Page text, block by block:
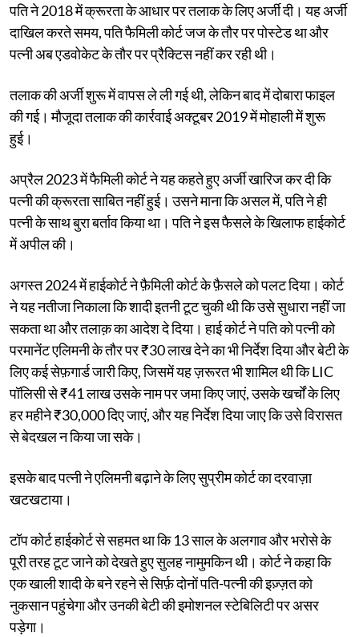
पति ने 2018 में क्रूरता के आधार पर तलाक के लिए अर्जी दी। यह अर्जी
दाखिल करते समय, पति फैमिली कोर्ट जज के तौर पर पोस्टेड था और
पत्नी अब एडवोकेट के तौर पर प्रैक्टिस नहीं कर रही थी।
तलाक की अर्जी शुरू में वापस ले ली गई थी, लेकिन बाद में दोबारा फाइल
की गई। मौजूदा तलाक की कार्रवाई अक्टूबर 2019 में मोहाली में शुरू
हुई।
अप्रैल 2023 में फैमिली कोर्ट ने यह कहते हुए अर्जी खारिज कर दी कि
पत्नी की क्रूरता साबित नहीं हुई। उसने माना कि असल में, पति ने ही
पत्नी के साथ बुरा बर्ताव किया था। पति ने इस फैसले के खिलाफ हाईकोर्ट
में अपील की।
अगस्त 2024 में हाईकोर्ट ने फ़ैमिली कोर्ट के फ़ैसले को पलट दिया। कोर्ट
ने यह नतीजा निकाला कि शादी इतनी टूट चुकी थी कि उसे सुधारा नहीं जा
सकता था और तलाक़ का आदेश दे दिया। हाई कोर्ट ने पति को पत्नी को
परमानेंट एलिमनी के तौर पर ₹30 लाख देने का भी निर्देश दिया और बेटी के
लिए कई सेफ़गार्ड जारी किए, जिसमें यह ज़रूरत भी शामिल थी कि LIC
पॉलिसी से ₹41 लाख उसके नाम पर जमा किए जाएं, उसके खर्चों के लिए
हर महीने ₹30,000 दिए जाएं, और यह निर्देश दिया जाए कि उसे विरासत
से बेदखल न किया जा सके।
इसके बाद पत्नी ने एलिमनी बढ़ाने के लिए सुप्रीम कोर्ट का दरवाज़ा
खटखटाया।
टॉप कोर्ट हाईकोर्ट से सहमत था कि 13 साल के अलगाव और भरोसे के
पूरी तरह टूट जाने को देखते हुए सुलह नामुमकिन थी। कोर्ट ने कहा कि
एक खाली शादी के बने रहने से सिर्फ़ दोनों पति-पत्नी की इज़्ज़त को
नुकसान पहुंचेगा और उनकी बेटी की इमोशनल स्टेबिलिटी पर असर
पड़ेगा।